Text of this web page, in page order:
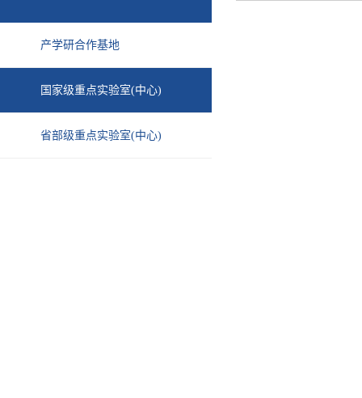
产学研合作基地
国家级重点实验室(中心)
省部级重点实验室(中心)